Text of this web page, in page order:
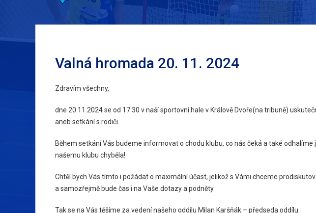
Valná hromada 20. 11. 2024
Zdravím všechny,
dne 20.11.2024 se od 17:30 v naší sportovní hale v Králově Dvoře(na tribuně)
aneb setkání s rodiči.
Během setkání Vás budeme informovat o chodu klubu, co nás čeká a také odhalíme
našemu klubu chyběla!
Chtěl bych Vás tímto i požádat o maximální účast, jelikož s Vámi chceme
a samozřejmě bude čas i na Vaše dotazy a podněty.
Tak se na Vás těšíme za vedení našeho oddílu Milan Karšňák – předseda oddílu